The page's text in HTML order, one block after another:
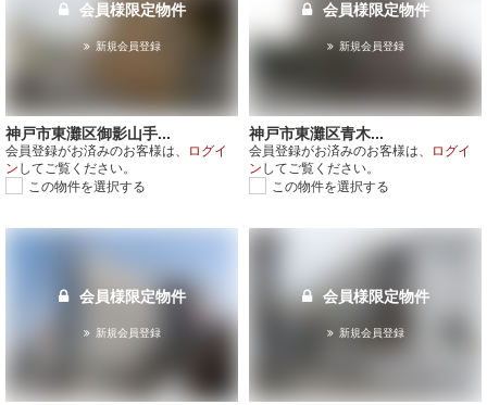
会員様限定物件
新規会員登録
神戸市東灘区御影山手...
会員登録がお済みのお客様は、
ログイ
ン してご覧ください。
この物件を選択する
会員様限定物件
新規会員登録
神戸市東灘区青木...
会員登録がお済みのお客様は、
ログイ
ン してご覧ください。
この物件を選択する
会員様限定物件
新規会員登録
会員様限定物件
新規会員登録